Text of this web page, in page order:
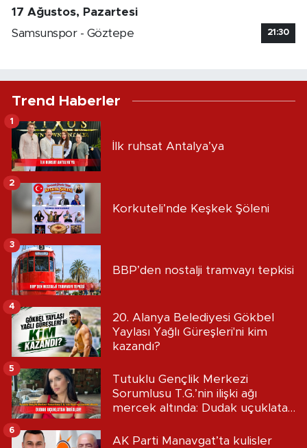
17 Ağustos, Pazartesi
Samsunspor - Göztepe
21:30
Trend Haberler
İlk ruhsat Antalya’ya
1
Korkuteli’nde Keşkek Şöleni
2
BBP’den nostalji tramvayı tepkisi
3
20. Alanya Belediyesi Gökbel
Yaylası Yağlı Güreşleri'ni kim
kazandı?
4
Tutuklu Gençlik Merkezi
Sorumlusu T.G.’nin ilişki ağı
mercek altında: Dudak uçuklatan
5
AK Parti Manavgat’ta kulisler
6